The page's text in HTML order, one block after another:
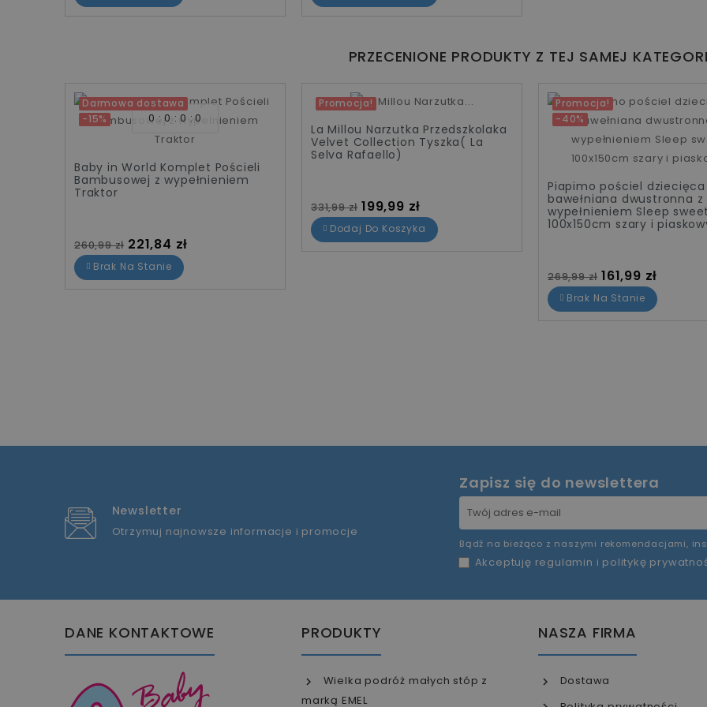
PRZECENIONE PRODUKTY Z TEJ SAMEJ
Darmowa dostawa
-15%
0 0 0 0
Baby in World Komplet Pościeli
Bambusowej z wypełnieniem
Traktor
Cena standardowa
260,99 zł Cena
221,84 zł
Brak Na Stanie
Promocja!
La Millou Narzutka Przedszkolaka
Velvet Collection Tyszka( La
Selva Rafaello)
Cena standardowa
331,99 zł Cena
199,99 zł
Dodaj Do Koszyka
Promocja!
-40%
Piapimo pościel dziecięca
bawełniana dwustronna z
wypełnieniem Sleep
100x150cm szary i
Cena standardowa
269,99 zł Cena
161,99 zł
Brak Na Stanie
Newsletter
Otrzymuj najnowsze informacje i promocje
Zapisz się do newslettera
Bądź na bieżąco z naszymi rekomendacjami,
Akceptuję regulamin i politykę
DANE KONTAKTOWE PRODUKTY
Wielka podróż małych stóp z
marką EMEL
NASZA FIRMA
Dostawa